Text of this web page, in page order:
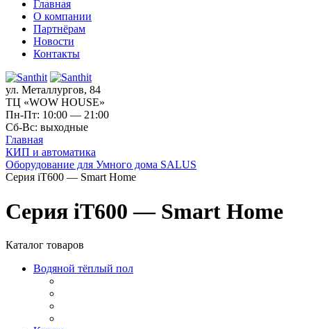
Главная
О компании
Партнёрам
Новости
Контакты
ул. Металлургов, 84
ТЦ «WOW HOUSE»
Пн-Пт: 10:00 — 21:00
Сб-Вс: выходные
Главная
КИП и автоматика
Оборудование для Умного дома SALUS
Серия iT600 — Smart Home
Серия iT600 — Smart Home
Каталог товаров
Водяной тёплый пол